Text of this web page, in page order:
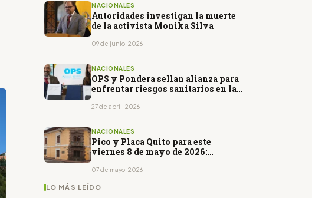
NACIONALES
Autoridades investigan la muerte
de la activista Monika Silva
09 de junio, 2026
NACIONALES
OPS y Pondera sellan alianza para
enfrentar riesgos sanitarios en la
27 de abril, 2026
NACIONALES
Pico y Placa Quito para este
viernes 8 de mayo de 2026:
07 de mayo, 2026
LO MÁS LEÍDO